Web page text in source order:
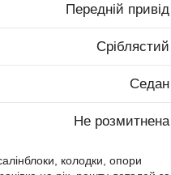
Передній привід
Сріблястий
Седан
Не розмитнена
колодки, опори